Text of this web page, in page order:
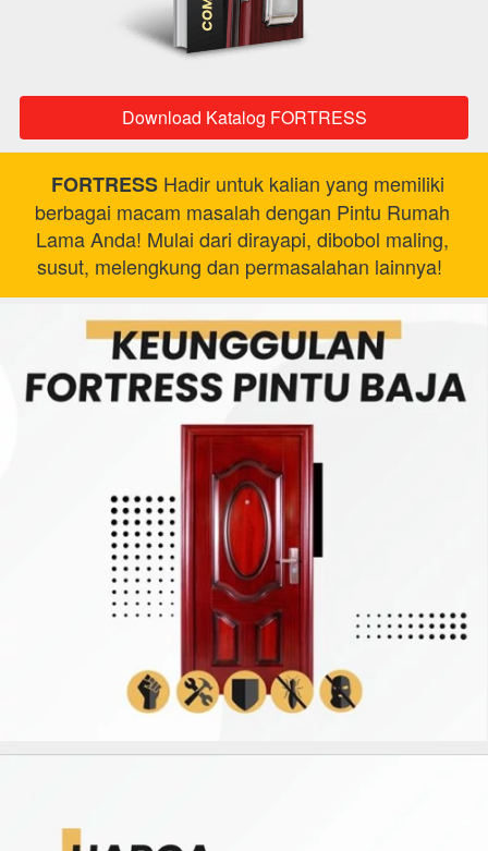
`Download Katalog FORTRESS
FORTRESS Hadir untuk kalian yang memiliki
berbagai macam masalah dengan Pintu Rumah
Lama Anda! Mulai dari dirayapi, dibobol maling,
susut, melengkung dan permasalahan lainnya!